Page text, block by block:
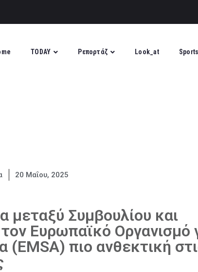
TODAY Ρεπορτάζ Look_at Sports
20 Μαΐου, 2025
Συμβουλίου και
Ευρωπαϊκό Οργανισμό
πιο ανθεκτική